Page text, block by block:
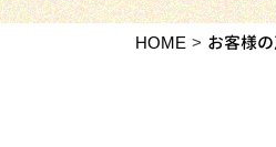
HOME お客様